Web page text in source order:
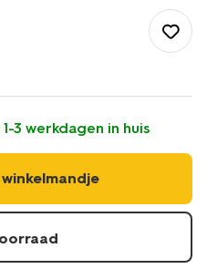
3 werkdagen in huis
winkelmandje